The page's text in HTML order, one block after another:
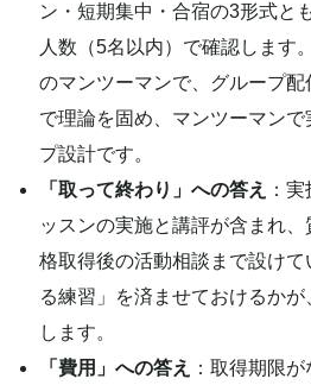
ン・短期集中・合宿の3形式と
人数（5名以内）で確認します
のマンツーマンで、グループ
で理論を固め、マンツーマン
プ設計です。
「取って終わり」への答え
：
ッスンの実施と講評が含まれ
格取得後の活動相談まで設けて
る練習」を済ませておけるかが
します。
「費用」への答え
：取得期限